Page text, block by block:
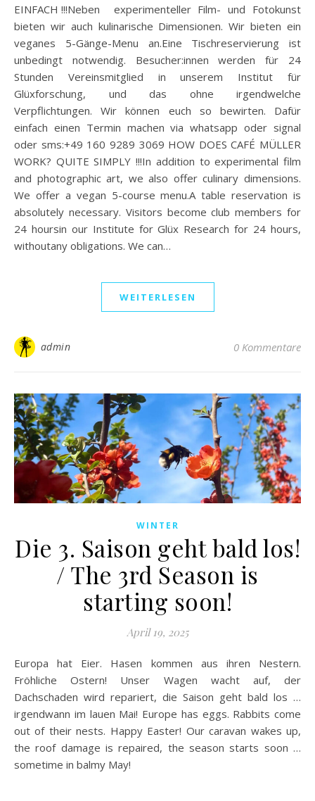
EINFACH !!!Neben experimenteller Film- und Fotokunst
bieten wir auch kulinarische Dimensionen. Wir bieten ein
veganes 5-Gänge-Menu an.Eine Tischreservierung ist
unbedingt notwendig. Besucher:innen werden für 24
Stunden Vereinsmitglied in unserem Institut für
Glüxforschung, und das ohne irgendwelche
Verpflichtungen. Wir können euch so bewirten. Dafür
einfach einen Termin machen via whatsapp oder signal
oder sms:+49 160 9289 3069 HOW DOES CAFÉ MÜLLER
WORK? QUITE SIMPLY !!!In addition to experimental film
and photographic art, we also offer culinary dimensions.
We offer a vegan 5-course menu.A table reservation is
absolutely necessary. Visitors become club members for
24 hoursin our Institute for Glüx Research for 24 hours,
withoutany obligations. We can…
WEITERLESEN
admin 0 Kommentare
WINTER
Die 3. Saison geht bald los!
/ The 3rd Season is
starting soon!
April 19, 2025
Europa hat Eier. Hasen kommen aus ihren Nestern.
Fröhliche Ostern! Unser Wagen wacht auf, der
Dachschaden wird repariert, die Saison geht bald los …
irgendwann im lauen Mai! Europe has eggs. Rabbits come
out of their nests. Happy Easter! Our caravan wakes up,
the roof damage is repaired, the season starts soon …
sometime in balmy May!